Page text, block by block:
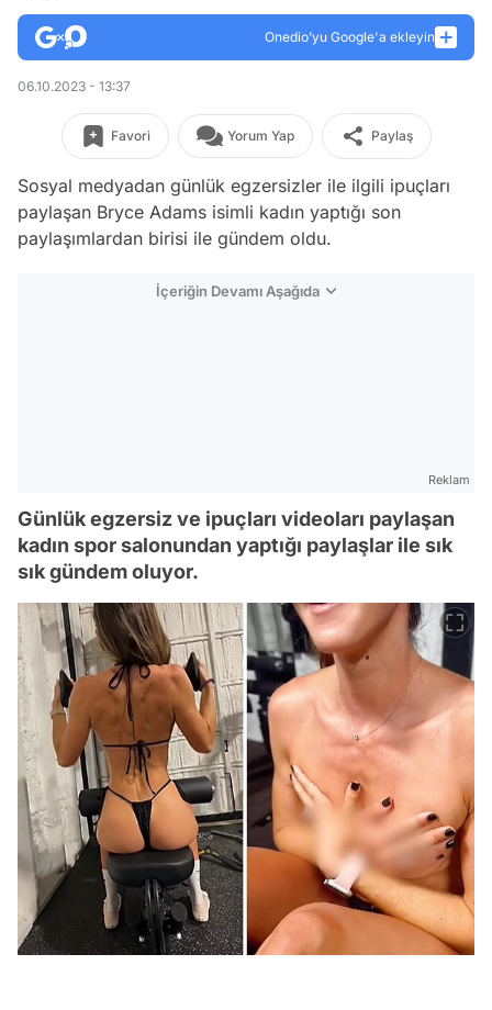
Onedio’yu Google'a ekleyin
06.10.2023 - 13:37
Favori Yorum Yap Paylaş
Sosyal medyadan günlük egzersizler ile ilgili ipuçları
paylaşan Bryce Adams isimli kadın yaptığı son
paylaşımlardan birisi ile gündem oldu.
İçeriğin Devamı Aşağıda
Reklam
Günlük egzersiz ve ipuçları videoları paylaşan
kadın spor salonundan yaptığı paylaşlar ile sık
sık gündem oluyor.